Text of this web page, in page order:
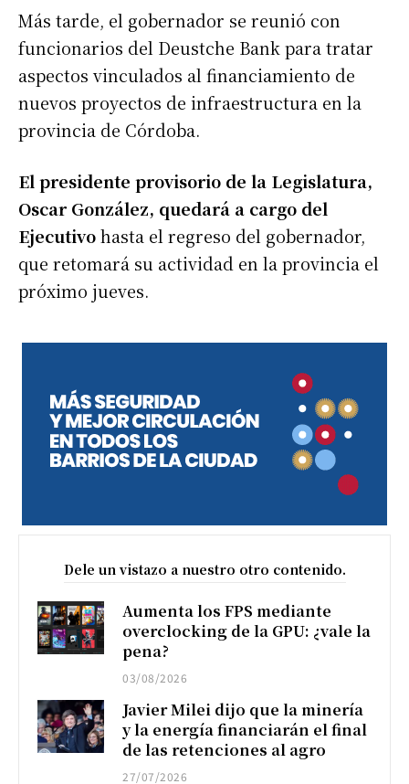
Más tarde, el gobernador se reunió con
funcionarios del Deustche Bank para tratar
aspectos vinculados al financiamiento de
nuevos proyectos de infraestructura en la
provincia de Córdoba.
El presidente provisorio de la Legislatura,
Oscar González, quedará a cargo del
Ejecutivohasta el regreso del gobernador,
que retomará su actividad en la provincia el
próximo jueves.
Dele un vistazo a nuestro otro contenido.
Aumenta los FPS mediante
overclocking de la GPU: ¿vale la
pena?
03/08/2026
Javier Milei dijo que la minería
y la energía financiarán el final
de las retenciones al agro
27/07/2026